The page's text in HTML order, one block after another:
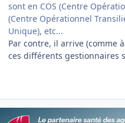
sont en COS (Centre
(Centre Opérationnel
Unique), etc...
Par contre, il arrive (comme
ces différents gestionnaires